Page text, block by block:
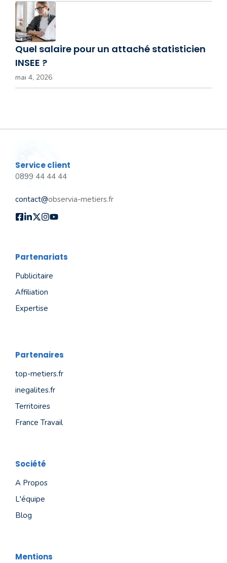
Quel salaire pour un attaché statisticien
INSEE ?
mai 4, 2026
Service client
0899 44 44 44
contact@observia-metiers.fr
Partenariats
Publicitaire
Affiliation
Expertise
Partenaires
top-metiers.fr
inegalites.fr
Territoires
France Travail
Société
A Propos
L'équipe
Blog
Mentions